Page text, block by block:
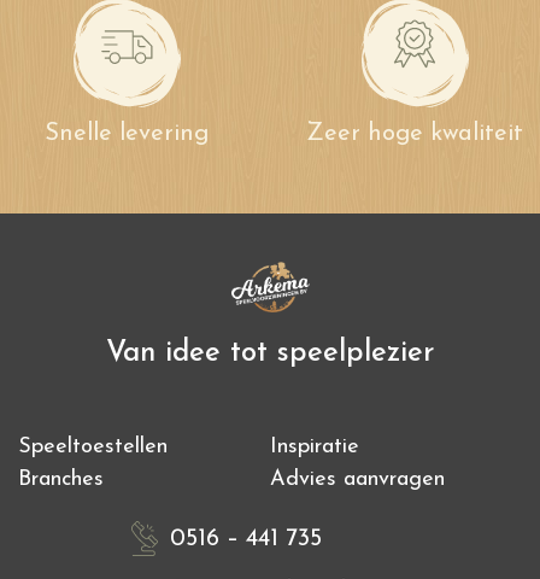
Snelle levering Zeer hoge kwaliteit
Van idee tot speelplezier
Speeltoestellen
Inspiratie
Branches
Advies aanvragen
0516 – 441 735